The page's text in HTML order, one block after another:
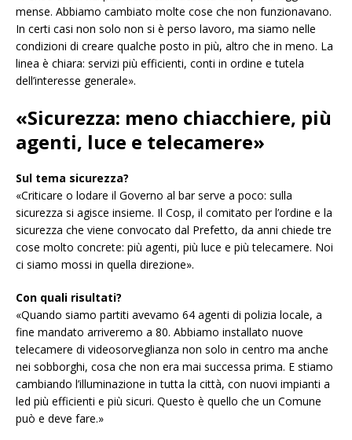
mense. Abbiamo cambiato molte cose che non funzionavano.
In certi casi non solo non si è perso lavoro, ma siamo nelle
condizioni di creare qualche posto in più, altro che in meno. La
linea è chiara: servizi più efficienti, conti in ordine e tutela
dell’interesse generale».
«Sicurezza: meno chiacchiere, più
agenti, luce e telecamere»
Sul tema sicurezza?
«Criticare o lodare il Governo al bar serve a poco: sulla
sicurezza si agisce insieme. Il Cosp, il comitato per l’ordine e la
sicurezza che viene convocato dal Prefetto, da anni chiede tre
cose molto concrete: più agenti, più luce e più telecamere. Noi
ci siamo mossi in quella direzione».
Con quali risultati?
«Quando siamo partiti avevamo 64 agenti di polizia locale, a
fine mandato arriveremo a 80. Abbiamo installato nuove
telecamere di videosorveglianza non solo in centro ma anche
nei sobborghi, cosa che non era mai successa prima. E stiamo
cambiando l’illuminazione in tutta la città, con nuovi impianti a
led più efficienti e più sicuri. Questo è quello che un Comune
può e deve fare.»